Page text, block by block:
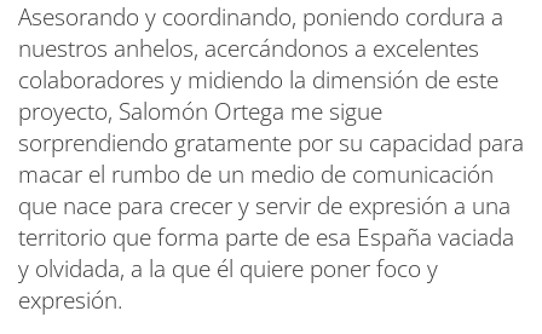
Asesorando y coordinando, poniendo cordura a
nuestros anhelos, acercándonos a excelentes
colaboradores y midiendo la dimensión de este
proyecto, Salomón Ortega me sigue
sorprendiendo gratamente por su capacidad para
macar el rumbo de un medio de comunicación
que nace para crecer y servir de expresión a una
territorio que forma parte de esa España vaciada
y olvidada, a la que él quiere poner foco y
expresión.